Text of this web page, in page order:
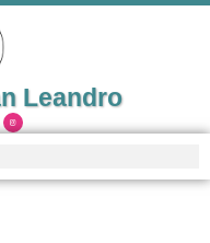
Leandro